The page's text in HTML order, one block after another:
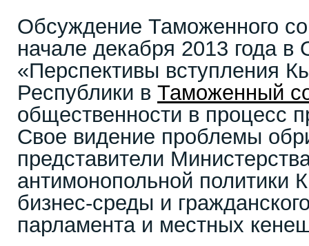
Обсуждение Таможенного
начале декабря 2013 года
«Перспективы вступления
Республики в Таможенный
общественности в процесс
Свое видение проблемы
представители
антимонопольной политики
бизнес-среды и
парламента и местных